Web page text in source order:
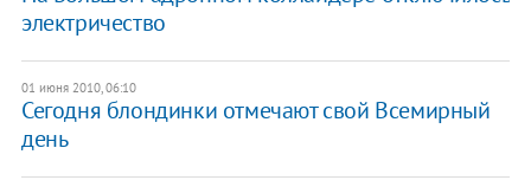
электричество
01 июня 2010, 06:10
Сегодня блондинки отмечают свой Всемирный
день